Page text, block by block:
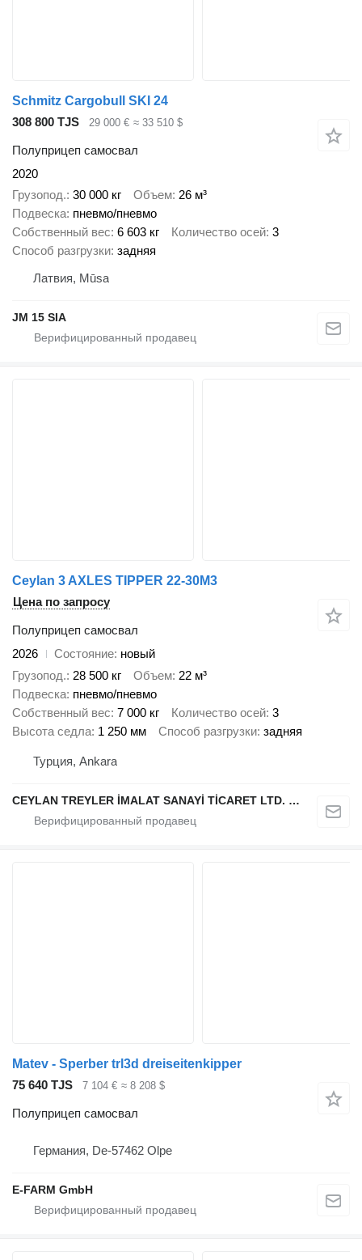
Schmitz Cargobull SKI 24
308 800 TJS
29 000 € ≈ 33 510 $
Полуприцеп самосвал
2020
Грузопод. 30 000 кг Объем 26 м³
Подвеска пневмо/пневмо
Собственный вес 6 603 кг Количество осей 3
Способ разгрузки задняя
Латвия, Mūsa
JM 15 SIA
Ceylan 3 AXLES TIPPER 22-30M3
Цена по запросу
Полуприцеп самосвал
2026
Состояние новый
Грузопод. 28 500 кг Объем 22 м³
Подвеска пневмо/пневмо
Собственный вес 7 000 кг Количество осей 3
Высота седла 1 250 мм Способ разгрузки задняя
Турция, Ankara
CEYLAN TREYLER İMALAT SANAYİ TİCARET LTD. ŞTİ.
Matev - Sperber trl3d dreiseitenkipper
75 640 TJS
7 104 € ≈ 8 208 $
Полуприцеп самосвал
Германия, De-57462 Olpe
E-FARM GmbH